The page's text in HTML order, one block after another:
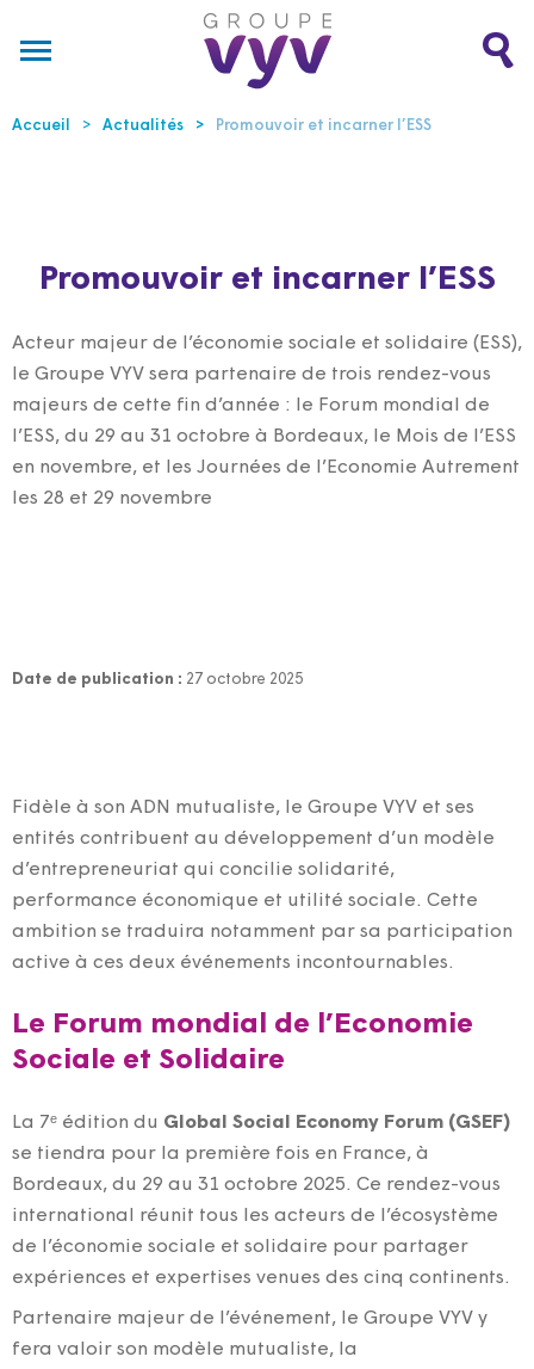
Accueil Actualités Promouvoir et incarner l’ESS
Promouvoir et incarner l’ESS
Acteur majeur de l’économie sociale et solidaire (ESS),
le Groupe VYV sera partenaire de trois rendez-vous
majeurs de cette fin d’année : le Forum mondial de
l’ESS, du 29 au 31 octobre à Bordeaux, le Mois de l’ESS
en novembre, et les Journées de l’Economie Autrement
les 28 et 29 novembre
Date de publication : 27 octobre 2025
Fidèle à son ADN mutualiste, le Groupe VYV et ses
entités contribuent au développement d’un modèle
d’entrepreneuriat qui concilie solidarité,
performance économique et utilité sociale. Cette
ambition se traduira notamment par sa participation
active à ces deux événements incontournables.
Le Forum mondial de l’Economie
Sociale et Solidaire
La 7ᵉ édition du Global Social Economy Forum (GSEF)
se tiendra pour la première fois en France, à
Bordeaux, du 29 au 31 octobre 2025. Ce rendez-vous
international réunit tous les acteurs de l’écosystème
de l’économie sociale et solidaire pour partager
expériences et expertises venues des cinq continents.
Partenaire majeur de l’événement, le Groupe VYV y
fera valoir son modèle mutualiste, la